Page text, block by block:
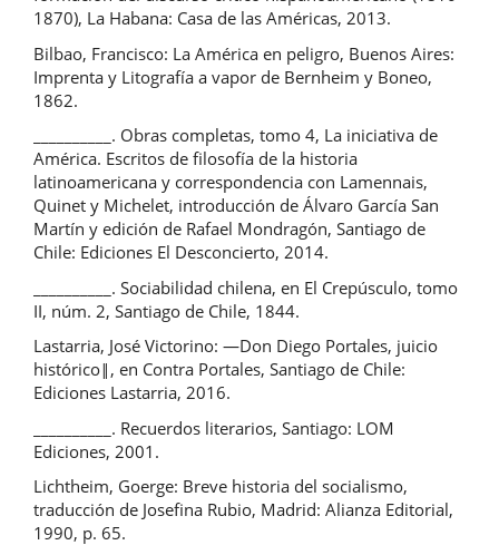
1870), La Habana: Casa de las Américas, 2013.
Bilbao, Francisco: La América en peligro, Buenos Aires:
Imprenta y Litografía a vapor de Bernheim y Boneo,
1862.
__________. Obras completas, tomo 4, La iniciativa de
América. Escritos de filosofía de la historia
latinoamericana y correspondencia con Lamennais,
Quinet y Michelet, introducción de Álvaro García San
Martín y edición de Rafael Mondragón, Santiago de
Chile: Ediciones El Desconcierto, 2014.
__________. Sociabilidad chilena, en El Crepúsculo, tomo
II, núm. 2, Santiago de Chile, 1844.
Lastarria, José Victorino: ―Don Diego Portales, juicio
histórico‖, en Contra Portales, Santiago de Chile:
Ediciones Lastarria, 2016.
__________. Recuerdos literarios, Santiago: LOM
Ediciones, 2001.
Lichtheim, Goerge: Breve historia del socialismo,
traducción de Josefina Rubio, Madrid: Alianza Editorial,
1990, p. 65.